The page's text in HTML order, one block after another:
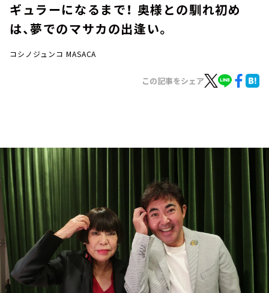
今日の番組表
YouTube
会社情報
ギュラーになるまで！ 奥様との馴れ初め
は、夢でのマサカの出逢い。
コシノジュンコ MASACA
この記事をシェア